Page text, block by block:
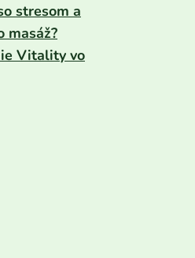
stresom a
masáž?
Vitality vo